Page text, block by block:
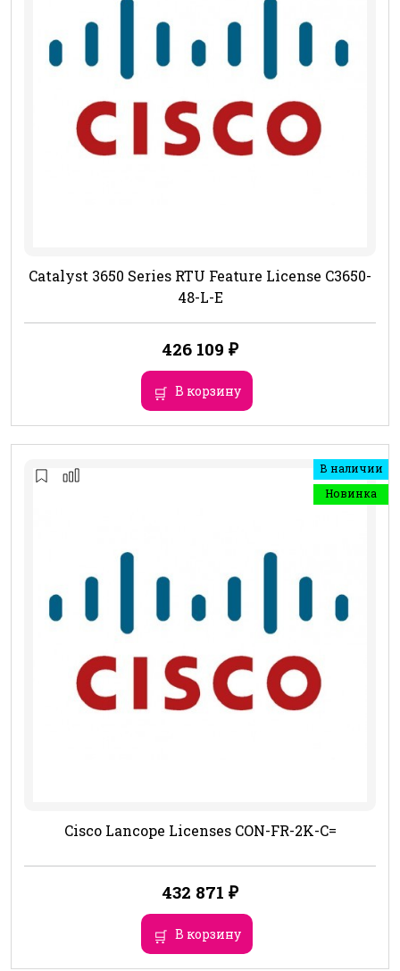
Catalyst 3650 Series RTU Feature License C3650-
48-L-E
426 109 ₽
В корзину
В наличии
Новинка
Cisco Lancope Licenses CON-FR-2K-C=
432 871 ₽
В корзину